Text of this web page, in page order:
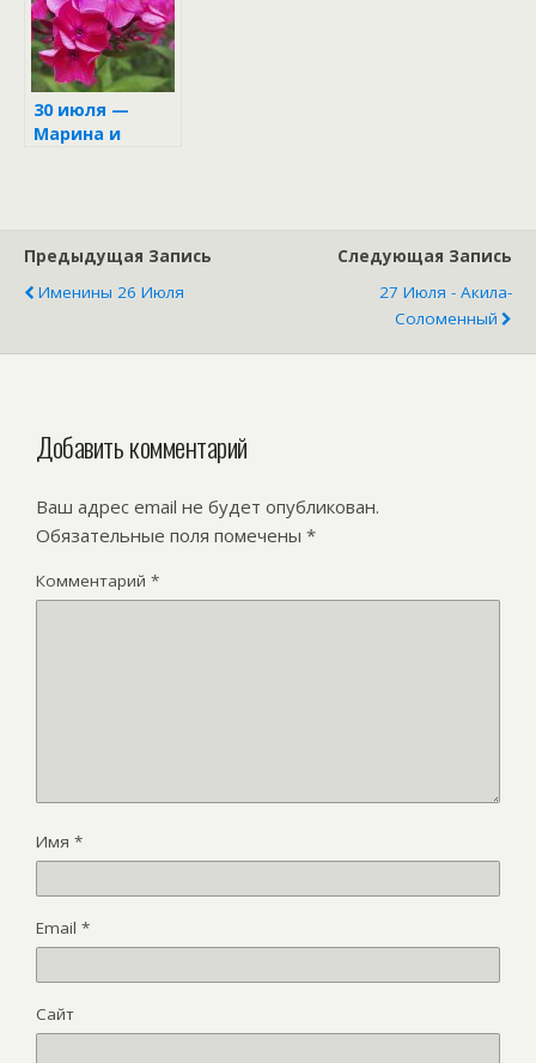
30 июля —
Марина и
Предыдущая Запись
Именины 26 Июля
Следующая Запись
27 Июля - Акила-
Соломенный
Добавить комментарий
Ваш адрес email не будет опубликован.
Обязательные поля помечены *
Комментарий *
Имя *
Email *
Сайт